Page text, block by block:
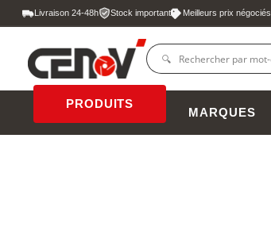
Livraison 24-48h Stock important Meilleurs prix négociés
PRODUITS
MARQUES